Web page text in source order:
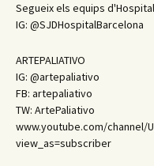
Segueix els equips
IG: @SJDHospitalBarcelona
ARTEPALIATIVO
IG: @artepaliativo
FB: artepaliativo
TW: ArtePaliativo
www.youtube.com/channel/
view_as=subscriber